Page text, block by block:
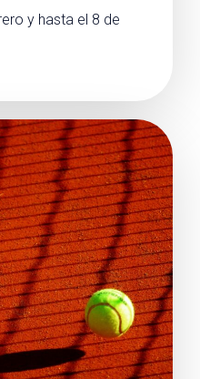
y hasta el 8 de